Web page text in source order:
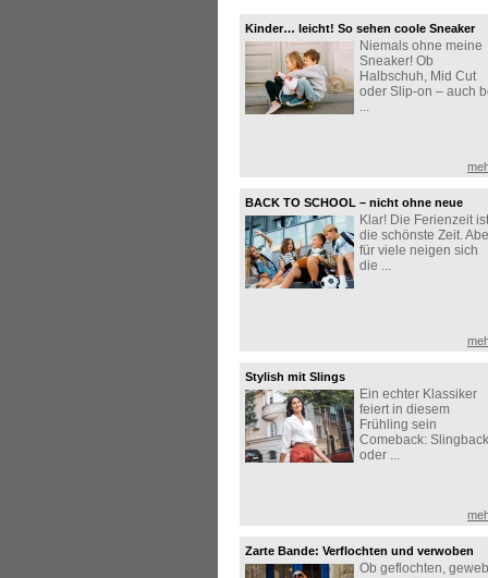
Kinder… leicht! So sehen coole Sneaker
aus!
Niemals ohne meine
Sneaker! Ob
Halbschuh, Mid Cut
oder Slip-on – auch
...
BACK TO SCHOOL – nicht ohne neue
Sneaker!
Klar! Die Ferienzeit ist
die schönste Zeit.
für viele neigen sich
die ...
Stylish mit Slings
Ein echter Klassiker
feiert in diesem
Frühling sein
Comeback:
oder ...
Zarte Bande: Verflochten und verwoben
Ob geflochten,